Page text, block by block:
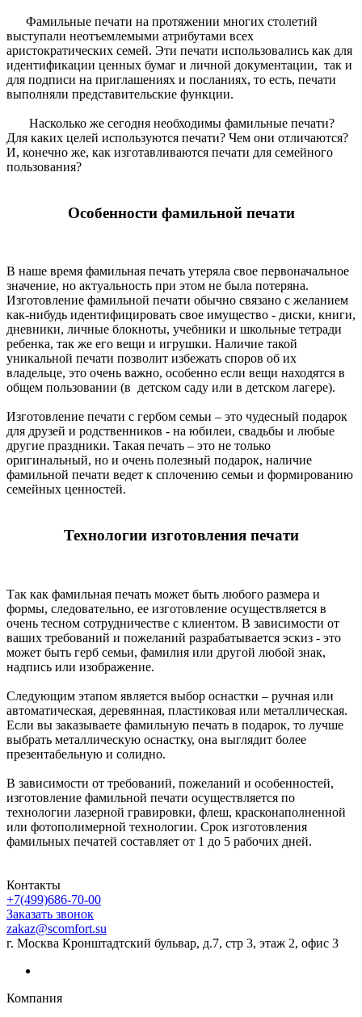
Фамильные печати на протяжении многих столетий
выступали неотъемлемыми атрибутами всех
аристократических семей. Эти печати использовались как для
идентификации ценных бумаг и личной документации, так и
для подписи на приглашениях и посланиях, то есть, печати
выполняли представительские функции.
Насколько же сегодня необходимы фамильные печати?
Для каких целей используются печати? Чем они отличаются?
И, конечно же, как изготавливаются печати для семейного
пользования?
Особенности фамильной печати
В наше время фамильная печать утеряла свое первоначальное
значение, но актуальность при этом не была потеряна.
Изготовление фамильной печати обычно связано с желанием
как-нибудь идентифицировать свое имущество - диски, книги,
дневники, личные блокноты, учебники и школьные тетради
ребенка, так же его вещи и игрушки. Наличие такой
уникальной печати позволит избежать споров об их
владельце, это очень важно, особенно если вещи находятся в
общем пользовании (в детском саду или в детском лагере).
Изготовление печати с гербом семьи – это чудесный подарок
для друзей и родственников - на юбилеи, свадьбы и любые
другие праздники. Такая печать – это не только
оригинальный, но и очень полезный подарок, наличие
фамильной печати ведет к сплочению семьи и формированию
семейных ценностей.
Технологии изготовления печати
Так как фамильная печать может быть любого размера и
формы, следовательно, ее изготовление осуществляется в
очень тесном сотрудничестве с клиентом. В зависимости от
ваших требований и пожеланий разрабатывается эскиз - это
может быть герб семьи, фамилия или другой любой знак,
надпись или изображение.
Следующим этапом является выбор оснастки – ручная или
автоматическая, деревянная, пластиковая или металлическая.
Если вы заказываете фамильную печать в подарок, то лучше
выбрать металлическую оснастку, она выглядит более
презентабельную и солидно.
В зависимости от требований, пожеланий и особенностей,
изготовление фамильной печати осуществляется по
технологии лазерной гравировки, флеш, красконаполненной
или фотополимерной технологии. Срок изготовления
фамильных печатей составляет от 1 до 5 рабочих дней.
Контакты
+7(499)686-70-00
Заказать звонок
zakaz@scomfort.su
г. Москва Кронштадтский бульвар, д.7, стр 3, этаж 2, офис 3
Компания